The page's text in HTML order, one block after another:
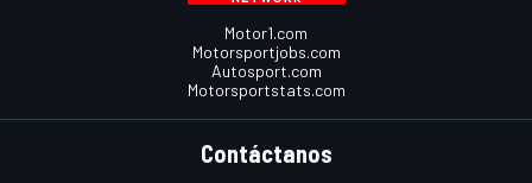
Motor1.com
Motorsportjobs.com
Autosport.com
Motorsportstats.com
Contáctanos